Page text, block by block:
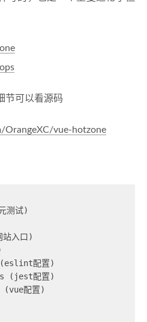
节可以看源码
OrangeXC/vue-hotzone
测试)
入口)
配置)
(jest配置)
配置)